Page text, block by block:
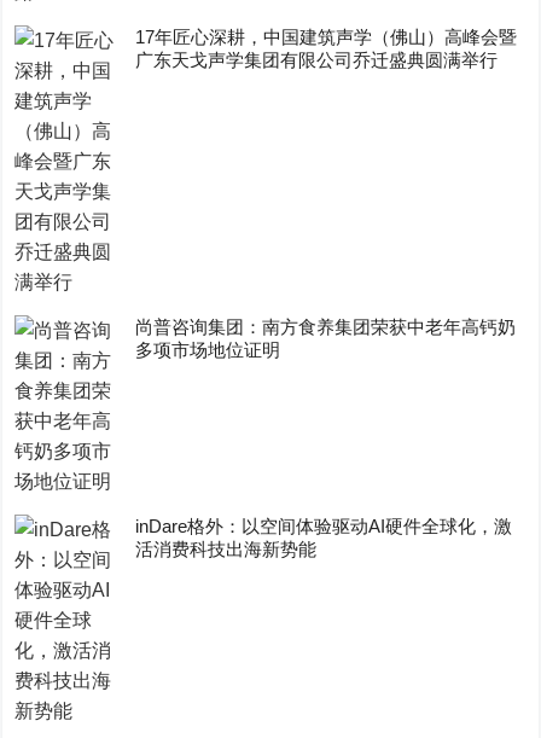
17年匠心深耕，中国建筑声学（佛山）高峰会暨
广东天戈声学集团有限公司乔迁盛典圆满举行
尚普咨询集团：南方食养集团荣获中老年高钙奶
多项市场地位证明
inDare格外：以空间体验驱动AI硬件全球化，激
活消费科技出海新势能